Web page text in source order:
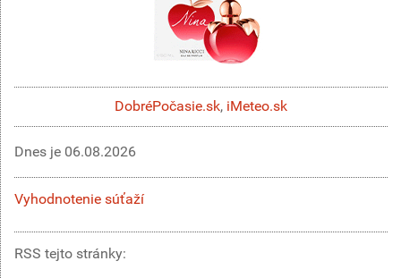
DobréPočasie.sk, iMeteo.sk
Dnes je 06.08.2026
Vyhodnotenie súťaží
RSS tejto stránky: